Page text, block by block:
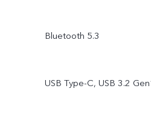
Bluetooth 5.3
USB Type-C, USB 3.2